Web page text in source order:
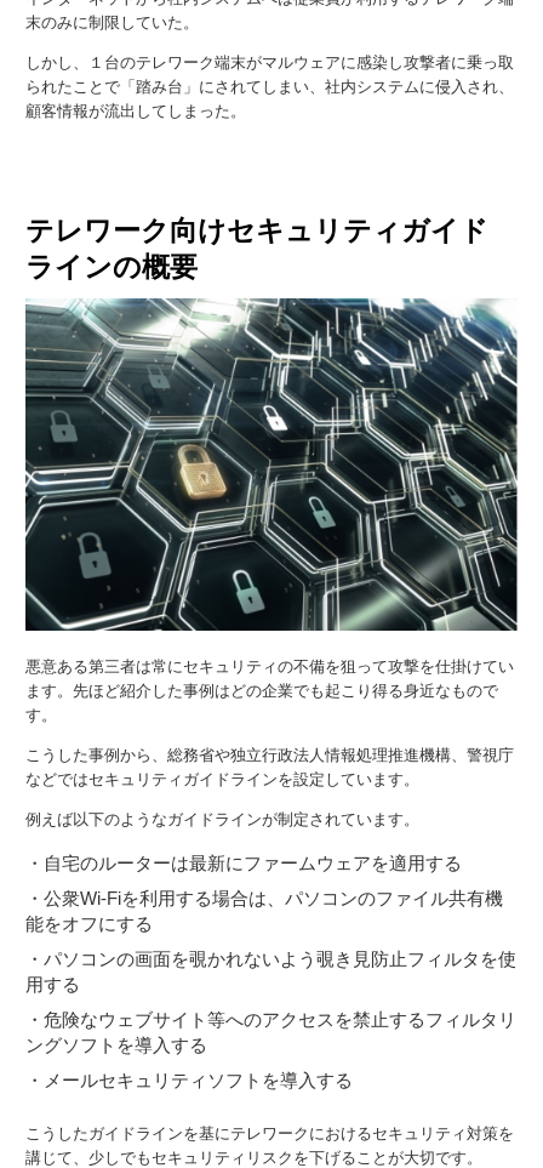
末のみに制限していた。
しかし、１台のテレワーク端末がマルウェアに感染し攻撃者に乗っ取
られたことで「踏み台」にされてしまい、社内システムに侵入され、
顧客情報が流出してしまった。
テレワーク向けセキュリティガイド
ラインの概要
悪意ある第三者は常にセキュリティの不備を狙って攻撃を仕掛けてい
ます。先ほど紹介した事例はどの企業でも起こり得る身近なもので
す。
こうした事例から、総務省や独立行政法人情報処理推進機構、警視庁
などではセキュリティガイドラインを設定しています。
例えば以下のようなガイドラインが制定されています。
・自宅のルーターは最新にファームウェアを適用する
・公衆Wi-Fiを利用する場合は、パソコンのファイル共有機
能をオフにする
・パソコンの画面を覗かれないよう覗き見防止フィルタを使
用する
・危険なウェブサイト等へのアクセスを禁止するフィルタリ
ングソフトを導入する
・メールセキュリティソフトを導入する
こうしたガイドラインを基にテレワークにおけるセキュリティ対策を
講じて、少しでもセキュリティリスクを下げることが大切です。